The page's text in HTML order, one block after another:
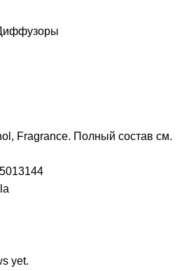
Fragrance. Полный состав см.
yet.